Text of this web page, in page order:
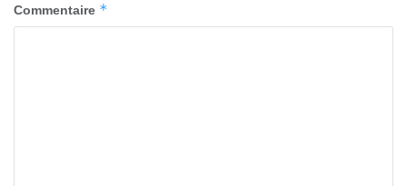
Commentaire *